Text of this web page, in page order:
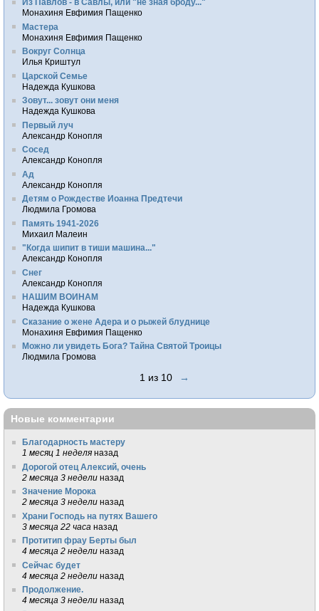
Монахиня Евфимия Пащенко
Мастера
Монахиня Евфимия Пащенко
Вокруг Солнца
Илья Криштул
Царской Семье
Надежда Кушкова
Зовут... зовут они меня
Надежда Кушкова
Первый луч
Александр Конопля
Сосед
Александр Конопля
Ад
Александр Конопля
Детям о Рождестве Иоанна Предтечи
Людмила Громова
Память 1941-2026
Михаил Малеин
"Когда шипит в тиши машина..."
Александр Конопля
Снег
Александр Конопля
НАШИМ ВОИНАМ
Надежда Кушкова
Сказание о жене Адера и о рыжей блуднице
Монахиня Евфимия Пащенко
Можно ли увидеть Бога? Тайна Святой Троицы
Людмила Громова
1 из 10 →
Новые комментарии
Благодарность мастеру
1 месяц 1 неделя назад
Дорогой отец Алексий, очень
2 месяца 3 недели назад
Значение Морока
2 месяца 3 недели назад
Храни Господь на путях Вашего
3 месяца 22 часа назад
Протитип фрау Берты был
4 месяца 2 недели назад
Сейчас будет
4 месяца 2 недели назад
Продолжение.
4 месяца 3 недели назад